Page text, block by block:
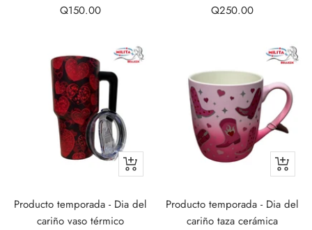
Sale
Q150.00
Sale
Q250.00
+
Add
to
Producto temporada - Dia del
cariño vaso térmico
+
Add
to
Producto temporada - Dia del
cariño taza cerámica